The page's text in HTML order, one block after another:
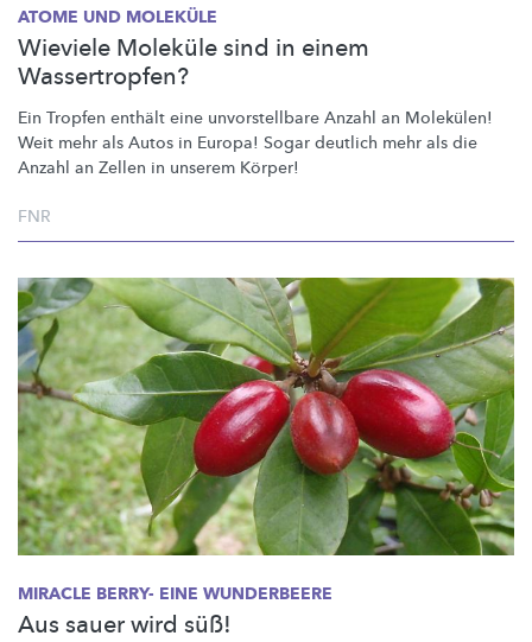
ATOME UND MOLEKÜLE
Wieviele Moleküle sind in einem
Wassertropfen?
Ein Tropfen enthält eine unvorstellbare Anzahl an Molekülen!
Weit mehr als Autos in Europa! Sogar deutlich mehr als die
Anzahl an Zellen in unserem Körper!
FNR
MIRACLE BERRY- EINE WUNDERBEERE
Aus sauer wird süß!